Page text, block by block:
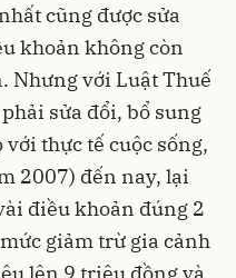
cũng được sửa
khoản không còn
Nhưng với Luật Thuế
sửa đổi, bổ sung
thực tế cuộc sống,
2007) đến nay, lại
điều khoản đúng 2
giảm trừ gia cảnh